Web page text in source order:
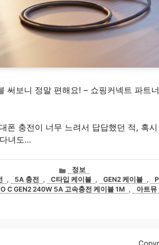
써보니 정말 편해요! – 쇼핑커넥트 파트
폰 충전이 너무 느려서 답답했던 적, 혹
녀도…
카
테
고
정보
, 5A 충전 , C타입 케이블 , GEN2 케이블 ,
C GEN2 240W 5A 고속충전 케이블 1M , 아트뮤